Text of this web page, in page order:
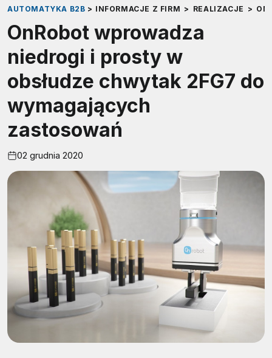
AUTOMATYKA B2B > INFORMACJE Z FIRM > REALIZACJE >
OnRobot wprowadza
niedrogi i prosty w
obsłudze chwytak 2FG7 do
wymagających
zastosowań
02 grudnia 2020